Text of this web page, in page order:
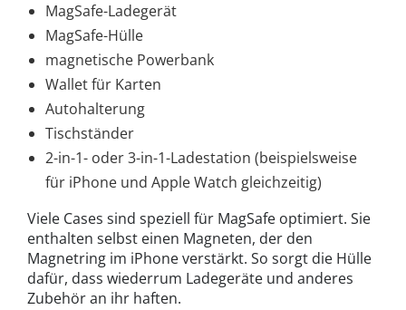
MagSafe-Ladegerät
MagSafe-Hülle
magnetische Powerbank
Wallet für Karten
Autohalterung
Tischständer
2-in-1- oder 3-in-1-Ladestation (beispielsweise
für iPhone und Apple Watch gleichzeitig)
Viele Cases sind speziell für MagSafe optimiert. Sie
enthalten selbst einen Magneten, der den
Magnetring im iPhone verstärkt. So sorgt die Hülle
dafür, dass wiederrum Ladegeräte und anderes
Zubehör an ihr haften.